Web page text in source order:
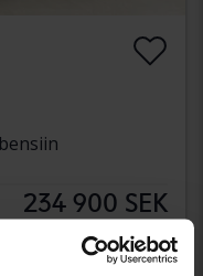
234 900 SEK
2 002 SEK/kuu